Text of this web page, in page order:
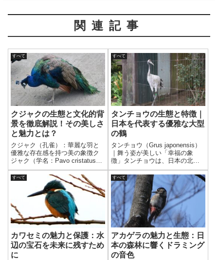
関連記事
すべて
クジャクの生態と文化的背
景を徹底解説！その美しさ
と魅力とは？
クジャク（孔雀）：華麗な羽と
優雅な存在感を持つ美の象徴ク
ジャク（学名：Pavo cristatus、
他）は、古代から美しさと神秘
性の象徴として人々に愛されて
きた鳥です。その壮麗な羽の模
様と優雅な仕草から、多くの文
化や芸術において特別な存在
と...
すべて
タンチョウの生態と特徴｜
日本を代表する優雅な大型
の鶴
タンチョウ（Grus japonensis）
｜舞う姿が美しい「幸福の象
徴」タンチョウは、日本の北海
道を中心に生息する大型の鶴
で、その気品ある姿と舞い踊る
ような求愛行動で知られていま
す。全身の白と首から顔にかけ
ての黒、頭頂の赤い皮膚が印象
的で...
すべて
カワセミの魅力と保護：水
辺の宝石を未来に残すため
に
すべて
アカゲラの魅力と生態：日
本の森林に響くドラミング
の音色